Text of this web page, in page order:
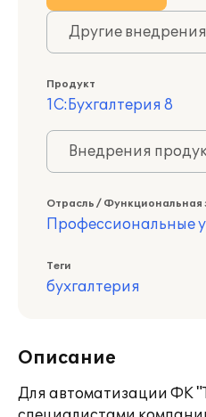
Другие
Продукт
1С:Бухгалтерия 8
Внедрения
Отрасль / Функциональная
Профессиональные
Теги
бухгалтерия
Описание
Для автоматизации ФК